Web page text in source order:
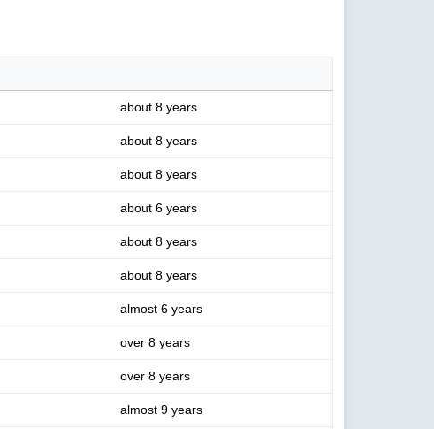
about 8 years
about 8 years
about 8 years
about 6 years
about 8 years
about 8 years
almost 6 years
over 8 years
over 8 years
almost 9 years